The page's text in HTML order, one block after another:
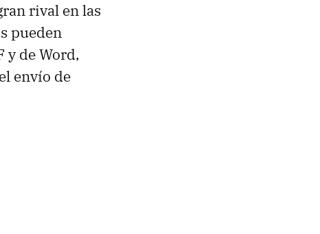
rival en las
pueden
y de Word,
envío de